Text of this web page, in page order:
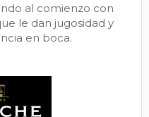
al comienzo con
le dan jugosidad y
en boca.